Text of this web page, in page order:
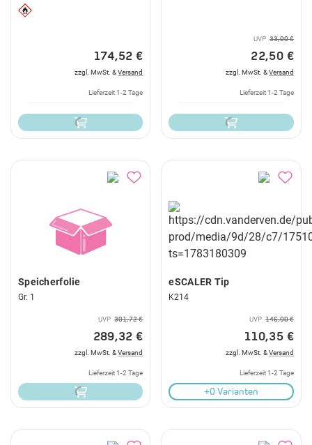
174,52 €
zzgl. MwSt. &Versand
Lieferzeit 1-2 Tage
UVP 33,00 €
22,50 €
zzgl. MwSt. &Versand
Lieferzeit 1-2 Tage
Speicherfolie
Gr. 1
UVP 301,72 €
289,32 €
zzgl. MwSt. &Versand
Lieferzeit 1-2 Tage
eSCALER Tip
K214
UVP 146,00 €
110,35 €
zzgl. MwSt. &Versand
Lieferzeit 1-2 Tage
+0 Varianten